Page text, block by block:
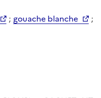
; gouache blanche
;